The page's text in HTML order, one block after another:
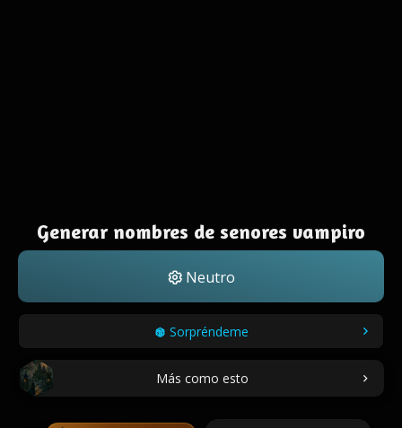
Generar nombres de senores vampiro
Neutro
Sorpréndeme
Más como esto